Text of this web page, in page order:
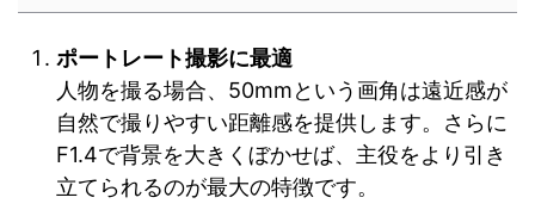
ポートレート撮影に最適
人物を撮る場合、50mmという画角は遠近感が
自然で撮りやすい距離感を提供します。さらに
F1.4で背景を大きくぼかせば、主役をより引き
立てられるのが最大の特徴です。